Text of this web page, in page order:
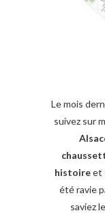
Le mois
suivez sur
histoireet
été ravie
saviez